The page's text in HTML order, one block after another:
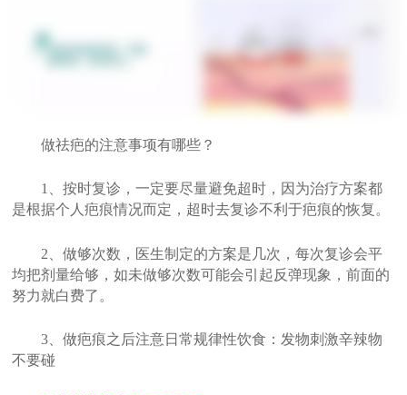
做祛疤的注意事项有哪些？
1、按时复诊，一定要尽量避免超时，因为治疗方案都
是根据个人疤痕情况而定，超时去复诊不利于疤痕的恢复。
2、做够次数，医生制定的方案是几次，每次复诊会平
均把剂量给够，如未做够次数可能会引起反弹现象，前面的
努力就白费了。
3、做疤痕之后注意日常规律性饮食：发物刺激辛辣物
不要碰